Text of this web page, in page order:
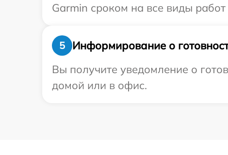
Garmin сроком на все виды работ
5
Информирование о
Вы получите уведомление о
домой или в офис.